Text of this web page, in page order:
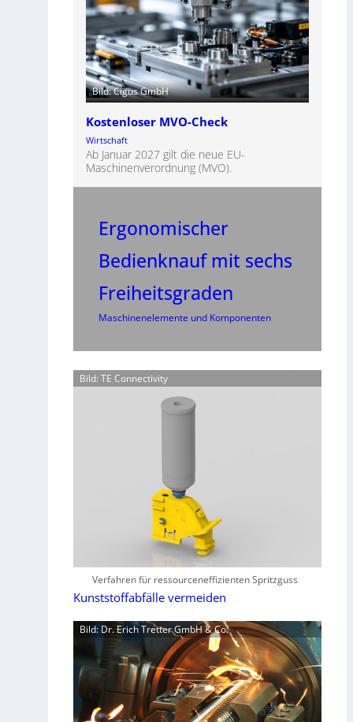
Bild: Cigus GmbH
Kostenloser MVO-Check
Wirtschaft
Ab Januar 2027 gilt die neue EU-
Maschinenverordnung (MVO).
Ergonomischer
Bedienknauf mit sechs
Freiheitsgraden
Maschinenelemente und Komponenten
Bild: TE Connectivity
Verfahren für ressourceneffizienten Spritzguss
Kunststoffabfälle vermeiden
Bild: Dr. Erich Tretter GmbH & Co.